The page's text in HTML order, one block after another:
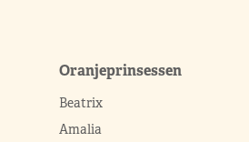
Oranjeprinsessen
Beatrix
Amalia